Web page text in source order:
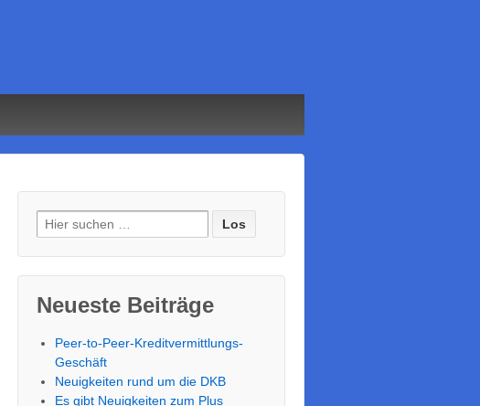
Suche nach:
Neueste Beiträge
Peer-to-Peer-Kreditvermittlungs-
Geschäft
Neuigkeiten rund um die DKB
Es gibt Neuigkeiten zum Plus